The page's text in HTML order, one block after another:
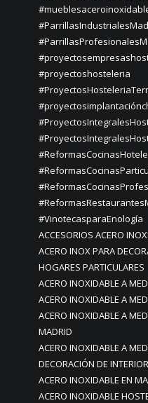
#proyectoshosteleria
#VinotecasparaEnología
ACCESORIOS ACERO
ACERO INOX PARA
HOGARES PARTICULARES
ACERO INOXIDABLE A
ACERO INOXIDABLE A
ACERO INOXIDABLE A
MADRID
ACERO INOXIDABLE A
DECORACIÓN DE
ACERO INOXIDABLE EN
ACERO INOXIDABLE